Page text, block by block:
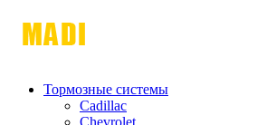
Тормозные системы
Cadillac
Chevrolet